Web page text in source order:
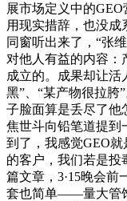
展市场定义中的
用现实措辞，也没成
同窗听出来了，“张
对他人有益的内容：
成立的。成果却让活
黑”、“某产物很拉胯
子脸面算是丢尽了他
焦世斗向铅笔道提到
到了，我感觉GEO就
的客户，我们若是投
篇文章，3·15晚会前
套也简单——量大管